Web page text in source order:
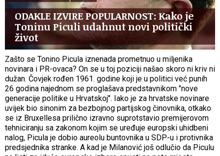
ODAKLE IZVIRE POPULARNOST: Kako je
Toninu Piculi udahnut novi politički
život
Zašto se Tonino Picula iznenada prometnuo u miljenika
novinara i PR-ovaca? On se u toj poziciji našao skoro ni kriv ni
dužan. Čovjek rođen 1961. godine koji je u politici već punih
26 godina najednom se proglašava predstavnikom "nove
generacije politike u Hrvatskoj". Iako je za hrvatske novinare
uvijek bio sinonim za bezbojnog partijskog činovnika, otkako
se iz Bruxellesa prilično izravno suprotstavio premijerovom
tehniciranju sa zakonom kojim se uređuje europski uhidbeni
nalog, Picula je dobio aureolu buntovnika u SDP-u i protivnika
predsjednika stranke. A kad je Milanović još odlučio da Piculu